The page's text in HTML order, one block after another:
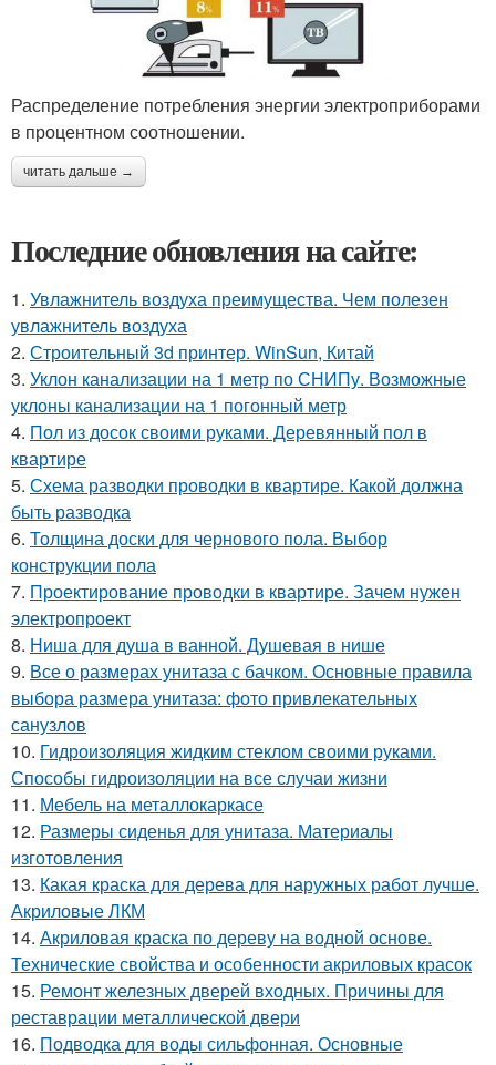
Распределение потребления энергии электроприборами
в процентном соотношении.
читать дальше →
Последние обновления на сайте:
1. Увлажнитель воздуха преимущества. Чем полезен
увлажнитель воздуха
2. Строительный 3d принтер. WinSun, Китай
3. Уклон канализации на 1 метр по СНИПу. Возможные
уклоны канализации на 1 погонный метр
4. Пол из досок своими руками. Деревянный пол в
квартире
5. Схема разводки проводки в квартире. Какой должна
быть разводка
6. Толщина доски для чернового пола. Выбор
конструкции пола
7. Проектирование проводки в квартире. Зачем нужен
электропроект
8. Ниша для душа в ванной. Душевая в нише
9. Все о размерах унитаза с бачком. Основные правила
выбора размера унитаза: фото привлекательных
санузлов
10. Гидроизоляция жидким стеклом своими руками.
Способы гидроизоляции на все случаи жизни
11. Мебель на металлокаркасе
12. Размеры сиденья для унитаза. Материалы
изготовления
13. Какая краска для дерева для наружных работ лучше.
Акриловые ЛКМ
14. Акриловая краска по дереву на водной основе.
Технические свойства и особенности акриловых красок
15. Ремонт железных дверей входных. Причины для
реставрации металлической двери
16. Подводка для воды сильфонная. Основные